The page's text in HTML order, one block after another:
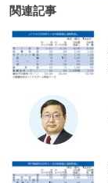
関連記事